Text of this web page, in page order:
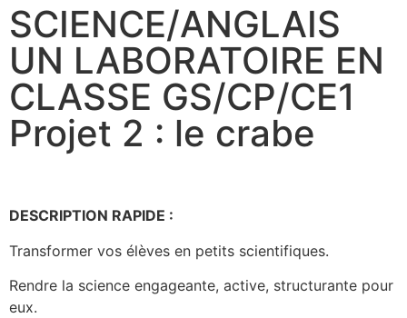
SCIENCE/ANGLAIS
UN LABORATOIRE EN
CLASSE GS/CP/CE1
Projet 2 : le crabe
DESCRIPTION RAPIDE :
Transformer vos élèves en petits scientifiques.
Rendre la science engageante, active, structurante pour
eux.